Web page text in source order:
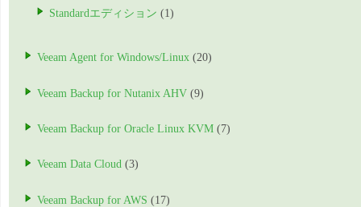
Standardエディション (1)
Veeam Agent for Windows/Linux (20)
Veeam Backup for Nutanix AHV (9)
Veeam Backup for Oracle Linux KVM (7)
Veeam Data Cloud (3)
Veeam Backup for AWS (17)